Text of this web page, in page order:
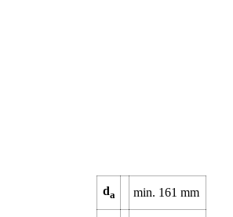
da min. 161mm